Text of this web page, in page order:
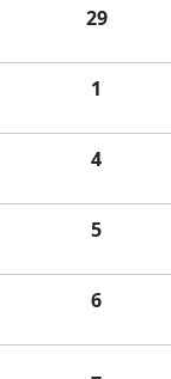
29
1
4
5
6